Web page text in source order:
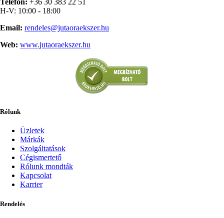
H-V: 10:00 - 18:00
Email: rendeles@jutaoraekszer.hu
Web: www.jutaoraekszer.hu
Rólunk
Üzletek
Márkák
Szolgáltatások
Cégismertető
Rólunk mondták
Kapcsolat
Karrier
Rendelés